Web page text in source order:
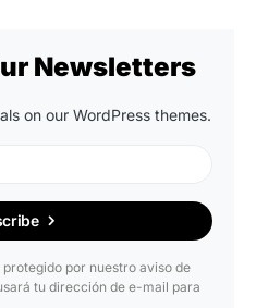
Newsletters
on our WordPress themes.
por nuestro aviso de
tu dirección de e-mail para